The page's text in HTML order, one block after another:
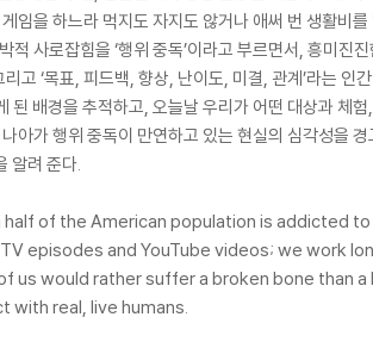
임을 하느라 먹지도 자지도 않거나 애써 번 생활비
사로잡힘을 ‘행위 중독’이라고 부르면서, 흥미진
고 ‘목표, 피드백, 향상, 난이도, 미결, 관계’라는 인
된 배경을 추적하고, 오늘날 우리가 어떤 대상과 체
아가 행위 중독이 만연하고 있는 현실의 심각성을
알려 준다.
of the American population is addicted
episodes and YouTube videos; we work
would rather suffer a broken bone than
real, live humans.